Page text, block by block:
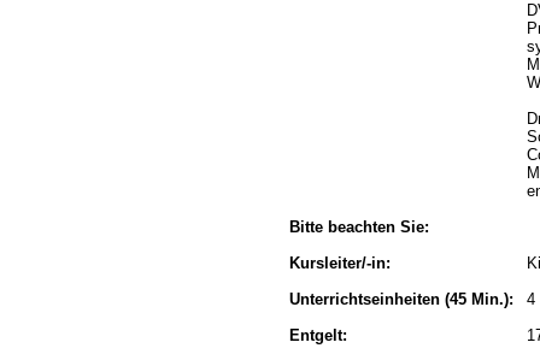
Bitte beachten Sie:
Kursleiter/-in:
Unterrichtseinheiten (45 Min.):
4
Entgelt: